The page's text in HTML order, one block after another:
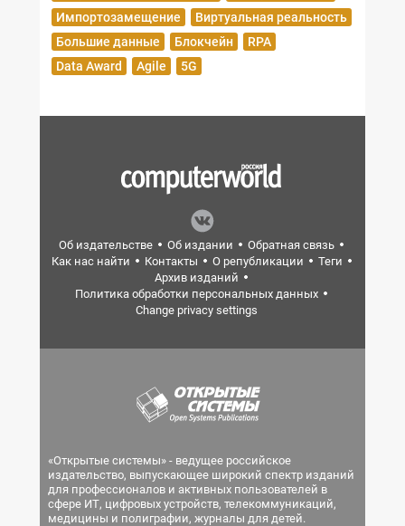
Импортозамещение
Виртуальная реальность
Большие данные
Блокчейн
RPA
Data Award
Agile 5G
Об издательстве Об издании
Обратная связь
Как нас найти
Контакты О републикации
Теги
Архив изданий
Политика обработки персональных данных
Change privacy settings
«Открытые системы» - ведущее российское
издательство, выпускающее широкий спектр изданий
для профессионалов и активных пользователей в
сфере ИТ, цифровых устройств, телекоммуникаций,
медицины и полиграфии, журналы для детей.